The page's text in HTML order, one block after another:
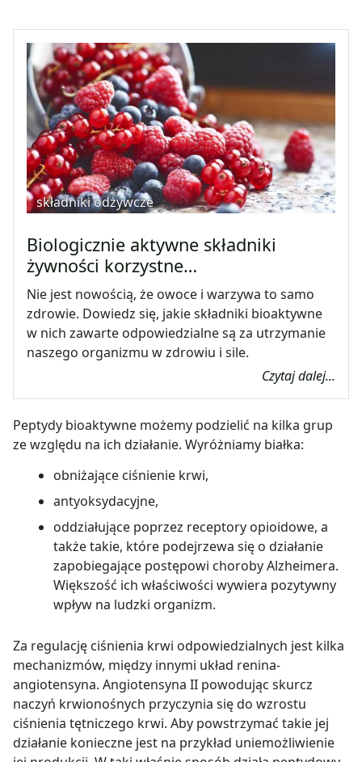
składniki odżywcze
Biologicznie aktywne składniki
żywności korzystne…
Nie jest nowością, że owoce i warzywa to samo
zdrowie. Dowiedz się, jakie składniki bioaktywne
w nich zawarte odpowiedzialne są za utrzymanie
naszego organizmu w zdrowiu i sile.
Czytaj dalej...
Peptydy bioaktywne możemy podzielić na kilka grup
ze względu na ich działanie. Wyróżniamy białka:
obniżające ciśnienie krwi,
antyoksydacyjne,
oddziałujące poprzez receptory opioidowe, a
także takie, które podejrzewa się o działanie
zapobiegające postępowi choroby Alzheimera.
Większość ich właściwości wywiera pozytywny
wpływ na ludzki organizm.
Za regulację ciśnienia krwi odpowiedzialnych jest kilka
mechanizmów, między innymi układ renina-
angiotensyna. Angiotensyna II powodując skurcz
naczyń krwionośnych przyczynia się do wzrostu
ciśnienia tętniczego krwi. Aby powstrzymać takie jej
działanie konieczne jest na przykład uniemożliwienie